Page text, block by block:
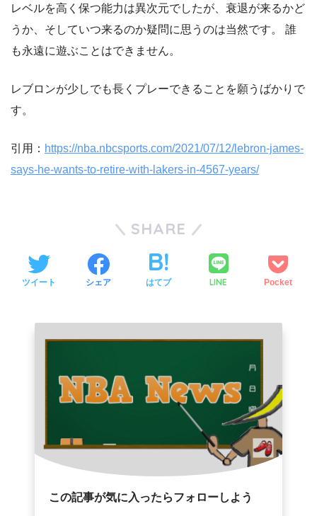
レベルを高く保つ能力は異次元でしたが、衰退が来るかど
うか、そしていつ来るのか疑問に思うのは当然です。 誰
も永遠に遊ぶことはできません。
レブロンが少しでも長くプレーできることを願うばかりで
す。
引用： https://nba.nbcsports.com/2021/07/12/lebron-james-
says-he-wants-to-retire-with-lakers-in-4567-years/
SHARE
ツイート シェア はてブ LINE Pocket
この記事が気に入ったらフォローしよう